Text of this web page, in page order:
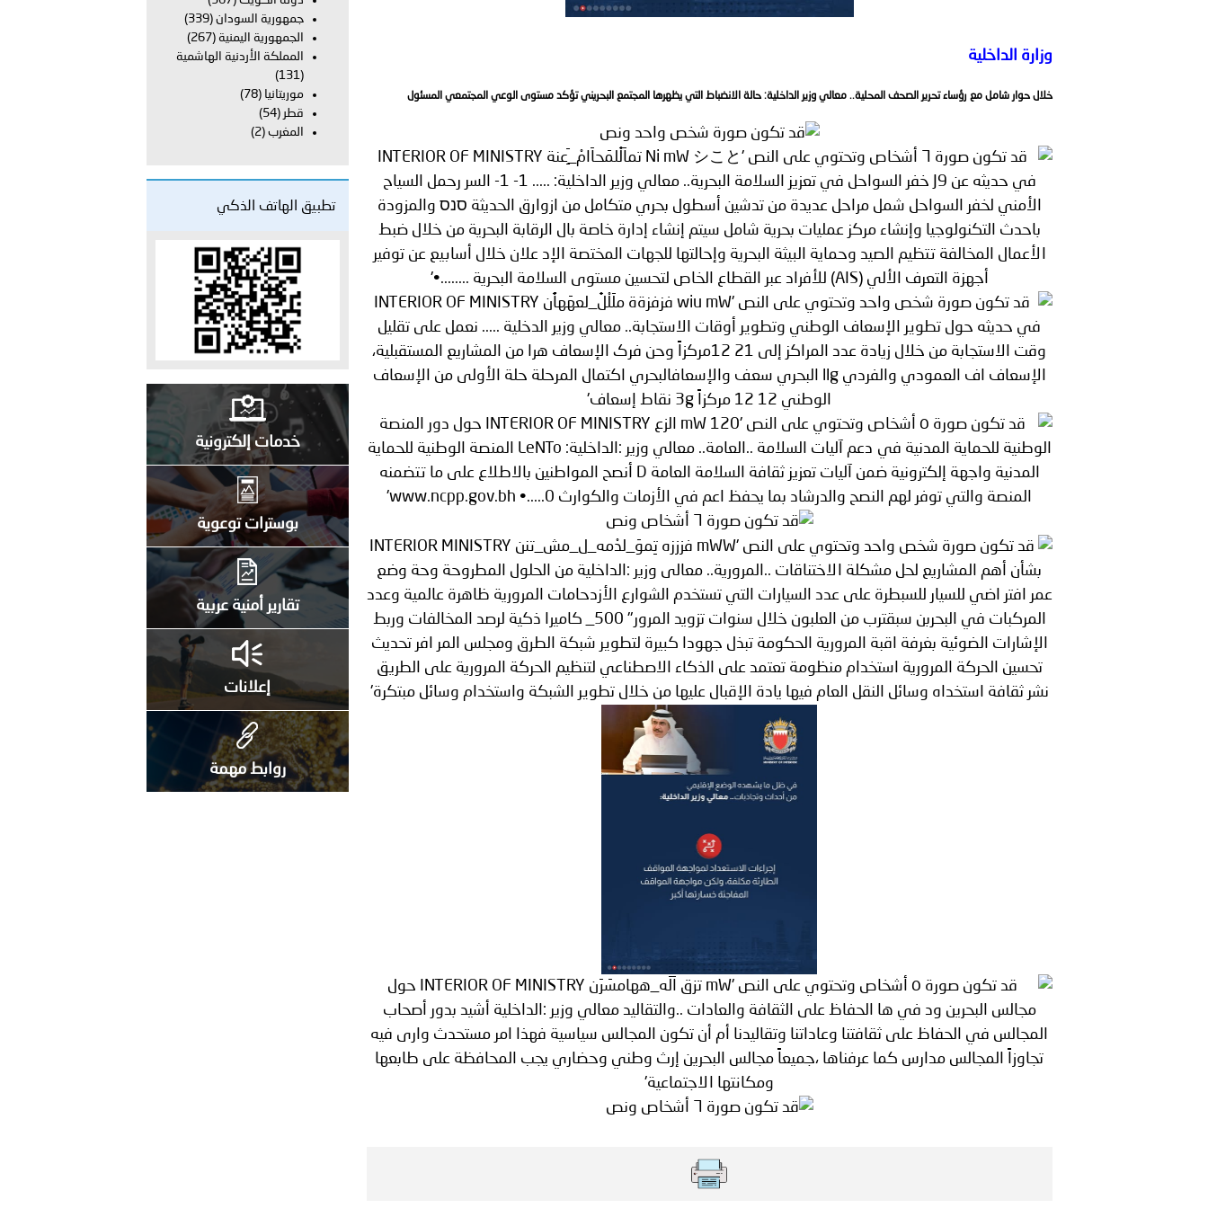
بيان صادر عن الأمانة العامة لمجلس وزراء الداخلية العرب بشأن الاعتداءات الإرهابية الحوثية على الأعيان المدنية في مدينة نـجران
وزارة الداخلية
خلال حوار شامل مع رؤساء تحرير الصحف المحلية.. معالي وزير الداخلية: حالة الانضباط التي يظهرها المجتمع البحريني تؤكد مستوى الوعي المجتمعي المسئول
جمهورية السودان (339)
الجمهورية اليمنية (267)
المملكة الأردنية الهاشمية
(131)
موريتانيا (78)
قطر (54)
المغرب (2)
تطبيق الهاتف الذكي
خدمات إلكترونية
بوسترات توعوية
تقارير أمنية عربية
إعلانات
روابط مهمة